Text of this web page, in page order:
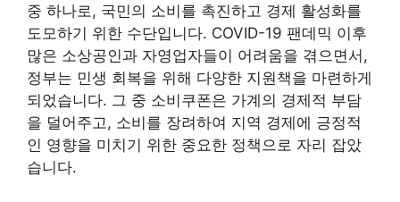
중 하나로, 국민의 소비를 촉진하고 경제 활성화를
도모하기 위한 수단입니다. COVID-19 팬데믹 이후
많은 소상공인과 자영업자들이 어려움을 겪으면서,
정부는 민생 회복을 위해 다양한 지원책을 마련하게
되었습니다. 그 중 소비쿠폰은 가계의 경제적 부담
을 덜어주고, 소비를 장려하여 지역 경제에 긍정적
인 영향을 미치기 위한 중요한 정책으로 자리 잡았
습니다.